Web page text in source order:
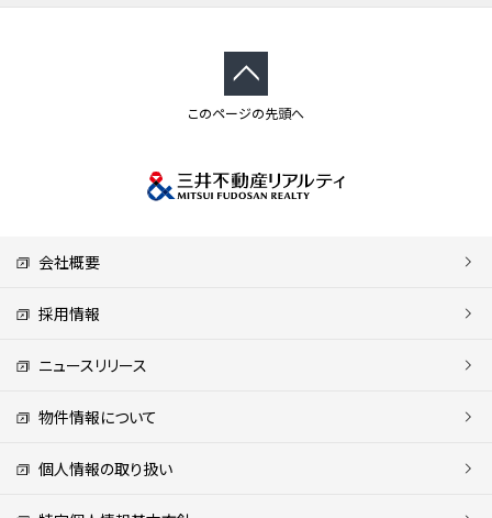
このページの先頭へ
会社概要
採用情報
ニュースリリース
物件情報について
個人情報の取り扱い